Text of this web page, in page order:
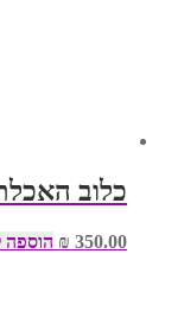
כלוב
₪ 350.00 הוספה